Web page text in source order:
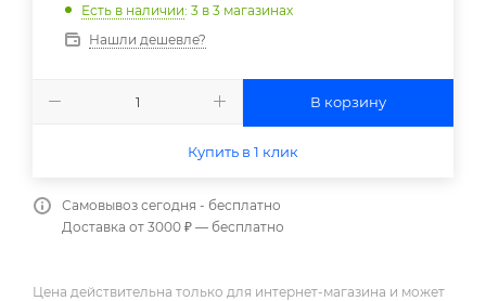
Есть в наличии: 3 в 3 магазинах
Нашли дешевле?
В корзину
Купить в 1 клик
Самовывоз сегодня - бесплатно
Доставка от 3000 ₽ — бесплатно
Цена действительна только для интернет-магазина и может